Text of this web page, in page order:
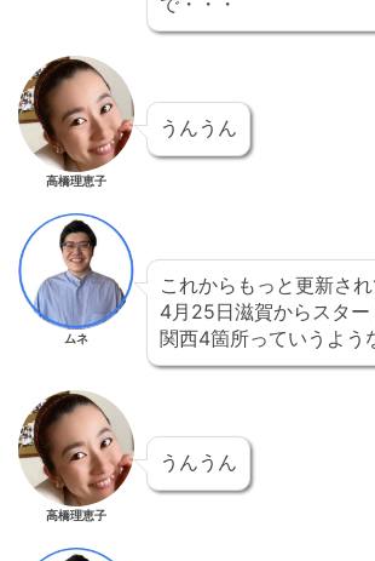
高橋理恵子
うんうん
ムネ
これからもっと更新され
4月25日滋賀からスター
関西4箇所っていうよう
高橋理恵子
うんうん